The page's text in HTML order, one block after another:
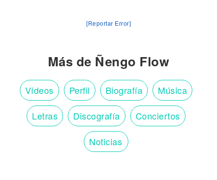
[Reportar Error]
Más de Ñengo Flow
Vídeos Perfil Biografía Música
Letras Discografía Conciertos
Noticias